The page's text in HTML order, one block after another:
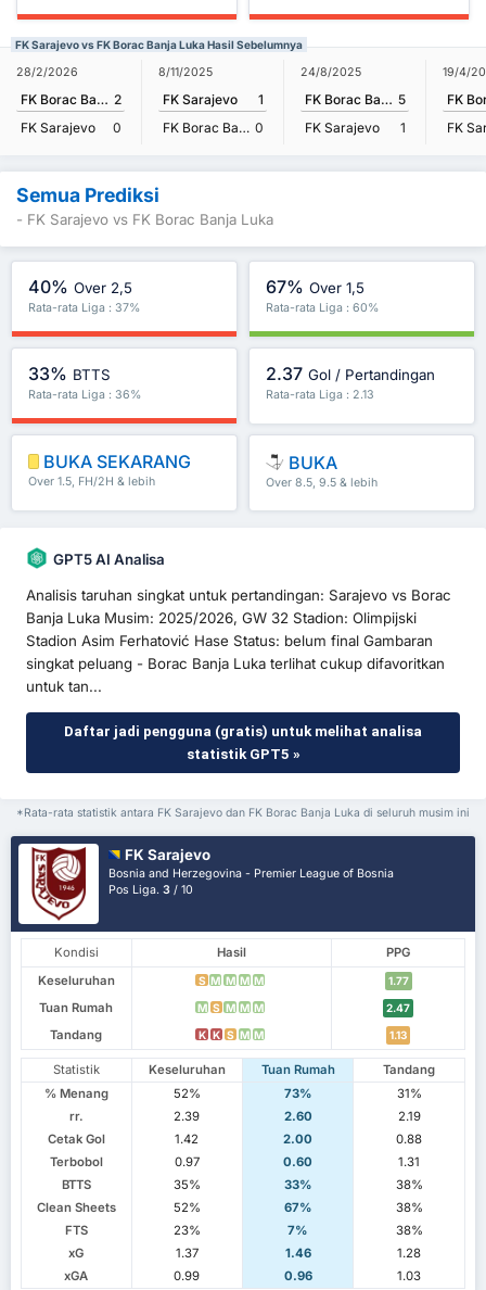
FK Sarajevo vs FK Borac Banja Luka Hasil Sebelumnya
28/2/2026
FK Borac Banja Luka 2
FK Sarajevo
0
8/11/2025
FK Sarajevo
1
FK Borac Banja Luka 0
24/8/2025
FK Borac Banja Luka 5
FK Sarajevo
1
19/4/
FK
Semua Prediksi
- FK Sarajevo vs FK Borac Banja Luka
40% Over 2,5
Rata-rata Liga : 37%
67% Over 1,5
Rata-rata Liga : 60%
33% BTTS
Rata-rata Liga : 36%
2.37 Gol / Pertandingan
Rata-rata Liga : 2.13
BUKA SEKARANG
Over 1.5, FH/2H & lebih
BUKA
Over 8.5, 9.5 & lebih
GPT5 AI Analisa
Analisis taruhan singkat untuk pertandingan: Sarajevo vs Borac
Banja Luka Musim: 2025/2026, GW 32 Stadion: Olimpijski
Stadion Asim Ferhatović Hase Status: belum final Gambaran
singkat peluang - Borac Banja Luka terlihat cukup difavoritkan
untuk tan...
Daftar jadi pengguna (gratis) untuk melihat analisa
statistik GPT5 »
*Rata-rata statistik antara FK Sarajevo dan FK Borac Banja Luka di seluruh musim ini
FK Sarajevo
Bosnia and Herzegovina - Premier League of Bosnia
Pos Liga.3 / 10
Kondisi Hasil
PPG
Keseluruhan
S M M M M 1.77
Tuan Rumah M S M M M 2.47
Tandang K K S M M 1.13
Statistik Keseluruhan Tuan Rumah
Tandang
% Menang
52% 73%
31%
rr.
2.39 2.60
2.19
Cetak Gol
1.42 2.00
0.88
Terbobol
0.97 0.60
1.31
BTTS
35% 33%
38%
Clean Sheets
52% 67%
38%
FTS
23% 7%
38%
xG
1.37 1.46
1.28
xGA
0.99 0.96 1.03